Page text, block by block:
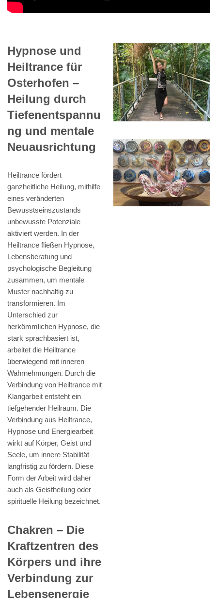
Hypnose und
Heiltrance für
Osterhofen –
Heilung durch
Tiefenentspannu
ng und mentale
Neuausrichtung
Heiltrance fördert
ganzheitliche Heilung, mithilfe
eines veränderten
Bewusstseinszustands
unbewusste Potenziale
aktiviert werden. In der
Heiltrance fließen Hypnose,
Lebensberatung und
psychologische Begleitung
zusammen, um mentale
Muster nachhaltig zu
transformieren. Im
Unterschied zur
herkömmlichen Hypnose, die
stark sprachbasiert ist,
arbeitet die Heiltrance
überwiegend mit inneren
Wahrnehmungen. Durch die
Verbindung von Heiltrance mit
Klangarbeit entsteht ein
tiefgehender Heilraum. Die
Verbindung aus Heiltrance,
Hypnose und Energiearbeit
wirkt auf Körper, Geist und
Seele, um innere Stabilität
langfristig zu fördern. Diese
Form der Arbeit wird daher
auch als Geistheilung oder
spirituelle Heilung bezeichnet.
Chakren – Die
Kraftzentren des
Körpers und ihre
Verbindung zur
Lebensenergie